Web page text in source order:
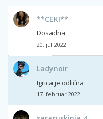
**CEKI**
Dosadna
20. jul 2022
Ladynoir
Igrica je odlična
17. februar 2022